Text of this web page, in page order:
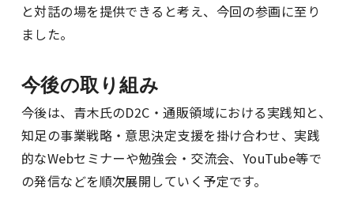
と対話の場を提供できると考え、今回の参画に至り
ました。
今後の取り組み
今後は、青木氏のD2C・通販領域における実践知と、
知足の事業戦略・意思決定支援を掛け合わせ、実践
的なWebセミナーや勉強会・交流会、YouTube等で
の発信などを順次展開していく予定です。